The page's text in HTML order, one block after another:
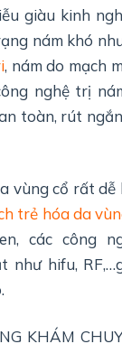
giàu kinh
nám khó
, nám do mạch
nghệ trị
toàn, rút
vùng cổ rất dễ
trẻ hóa da
các công
như hifu,
KHÁM